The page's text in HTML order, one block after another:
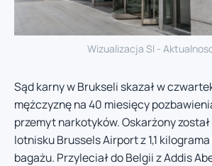
Wizualizacja SI -
Sąd karny w Brukseli skazał w
mężczyznę na 40 miesięcy
przemyt narkotyków. Oskarżony
lotnisku Brussels Airport z 1,1
bagażu. Przyleciał do Belgii z Addis